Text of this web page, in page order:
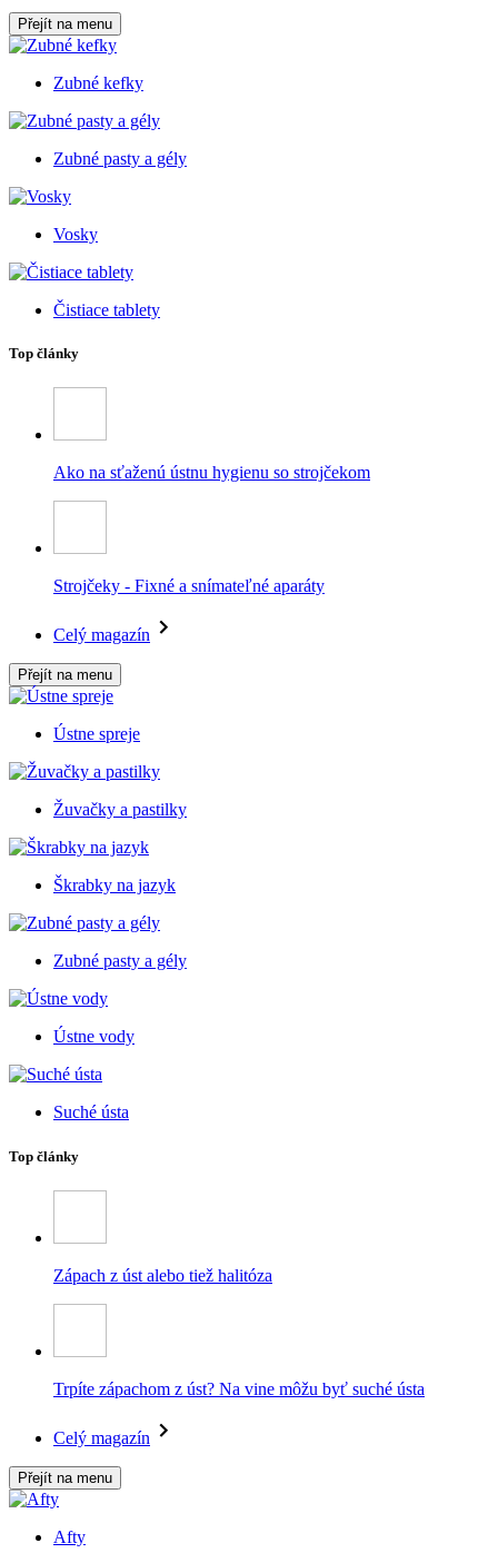
Přejít na menu
Zubné kefky
Zubné pasty a gély
Vosky
Čistiace tablety
Top články
Ako na sťaženú ústnu hygienu so strojčekom
Strojčeky - Fixné a snímateľné aparáty
Celý magazín
Přejít na menu
Ústne spreje
Žuvačky a pastilky
Škrabky na jazyk
Zubné pasty a gély
Ústne vody
Suché ústa
Top články
Zápach z úst alebo tiež halitóza
Trpíte zápachom z úst? Na vine môžu byť suché ústa
Celý magazín
Přejít na menu
Afty